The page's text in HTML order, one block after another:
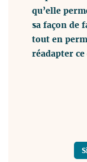
qu’elle
sa façon de
tout en
réadapter